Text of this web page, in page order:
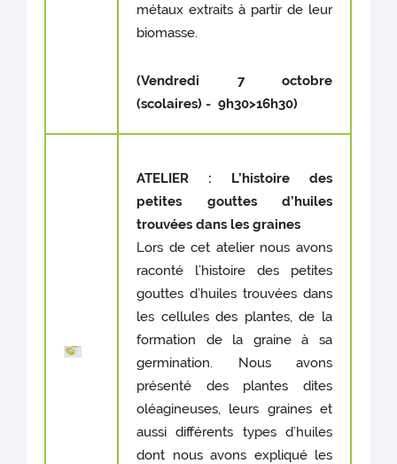
métaux extraits à partir de leur
biomasse.
(Vendredi 7 octobre
(scolaires) - 9h30>16h30)
ATELIER : L’histoire des
petites gouttes d’huiles
trouvées dans les graines
Lors de cet atelier nous avons
raconté l’histoire des petites
gouttes d’huiles trouvées dans
les cellules des plantes, de la
formation de la graine à sa
germination. Nous avons
présenté des plantes dites
oléagineuses, leurs graines et
aussi différents types d’huiles
dont nous avons expliqué les